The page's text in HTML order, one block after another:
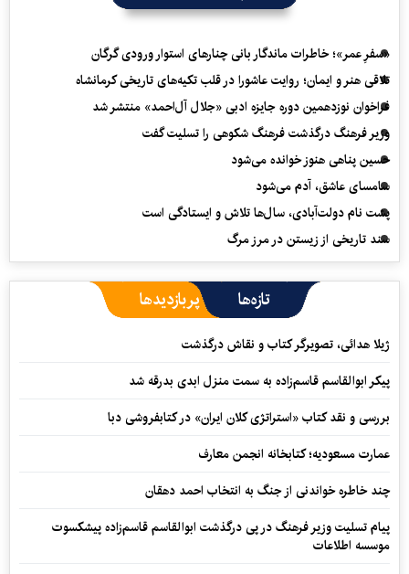
«سفرِ عمر»؛ خاطرات ماندگار بانی چنارهای استوار ورودی گرگان
تلاقی هنر و ایمان؛ روایت عاشورا در قلب تکیه‌های تاریخی کرمانشاه
فراخوان نوزدهمین دوره جایزه ادبی «جلال آل‌احمد» منتشر شد
وزیر فرهنگ درگذشت فرهنگ شکوهی را تسلیت گفت
حسین پناهی هنوز خوانده می‌شود
سامسای عاشق، آدم می‌شود
پشت نام دولت‌آبادی، سال‌ها تلاش و ایستادگی است
سند تاریخی از زیستن در مرز مرگ
تازه‌ها پربازدیدها
ژیلا هدائی، تصویرگر کتاب و نقاش درگذشت
پیکر ابوالقاسم قاسم‌زاده به سمت منزل ابدی بدرقه شد
بررسی و نقد کتاب «استراتژی کلان ایران» در کتابفروشی دبا
عمارت مسعودیه؛ کتابخانه انجمن معارف
چند خاطره خواندنی از جنگ به انتخاب احمد دهقان
پیام تسلیت وزیر فرهنگ در پی درگذشت ابوالقاسم قاسم‌زاده پیشکسوت
موسسه اطلاعات